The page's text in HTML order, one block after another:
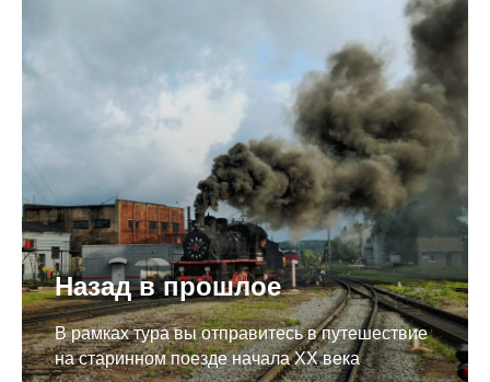
Назад в прошлое
В рамках тура вы отправитесь в путешествие
на старинном поезде начала ХХ века